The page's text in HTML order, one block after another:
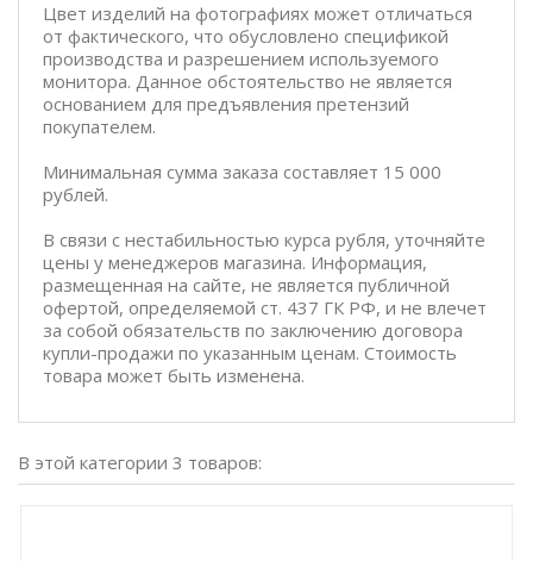
Цвет изделий на фотографиях может отличаться
от фактического, что обусловлено спецификой
производства и разрешением используемого
монитора. Данное обстоятельство не является
основанием для предъявления претензий
покупателем.
Минимальная сумма заказа составляет 15 000
рублей.
В связи с нестабильностью курса рубля, уточняйте
цены у менеджеров магазина. Информация,
размещенная на сайте, не является публичной
офертой, определяемой ст. 437 ГК РФ, и не влечет
за собой обязательств по заключению договора
купли-продажи по указанным ценам. Стоимость
товара может быть изменена.
В этой категории 3 товаров: